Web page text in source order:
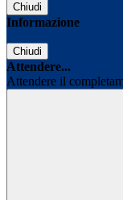
Chiudi
Informazione
Chiudi
Attendere...
Attendere il